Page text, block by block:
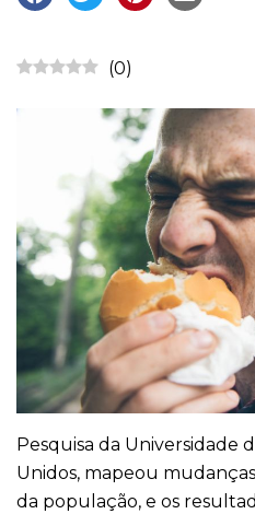
(0)
Pesquisa da Universidade
Unidos, mapeou
da população, e os